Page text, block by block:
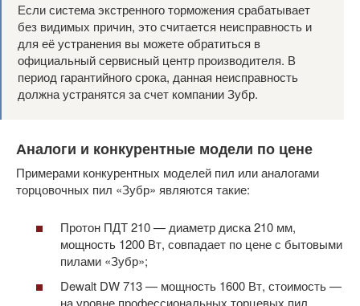
Если система экстренного торможения срабатывает
без видимых причин, это считается неисправность и
для её устранения вы можете обратиться в
официальный сервисный центр производителя. В
период гарантийного срока, данная неисправность
должна устранятся за счет компании Зубр.
Аналоги и конкурентные модели по цене
Примерами конкурентных моделей пил или аналогами
торцовочных пил «Зубр» являются такие:
Протон ПДТ 210 — диаметр диска 210 мм,
мощность 1200 Вт, совпадает по цене с бытовыми
пилами «Зубр»;
Dewalt DW 713 — мощность 1600 Вт, стоимость —
на уровне профессиональных торцевых пил